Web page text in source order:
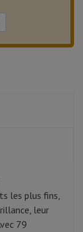
les plus fins,
leur
79